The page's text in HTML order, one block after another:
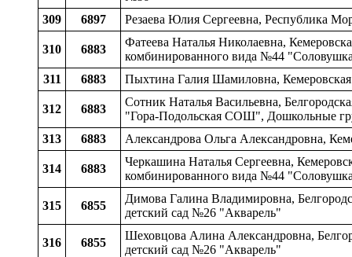
309
6897 Резаева Юлия Сергеевна, Республика
310 6883
Фатеева Наталья Николаевна,
комбинированного вида №44
311
6883 Пыхтина Галия Шамиловна,
312 6883
Сотник Наталья Васильевна,
"Гора-Подольская СОШ", Дошкольные
313
6883 Александрова Ольга Александровна,
314 6883
Черкашина Наталья Сергеевна,
комбинированного вида №44
315 6855
Димова Галина Владимировна,
детский сад №26 "Акварель"
316 6855
Шеховцова Алина Александровна,
детский сад №26 "Акварель"